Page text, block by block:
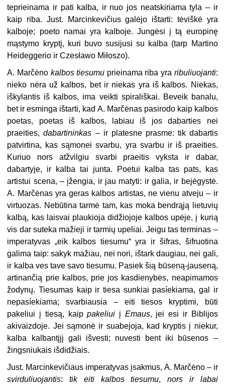
teprieinama ir pati kalba, ir nuo jos neatskiriama tyla – ir
kaip riba. Just. Marcinkevičius galėjo ištarti: tėviškė yra
kalboje; poeto namai yra kalboje. Jungėsi į tą europinę
mąstymo kryptį, kuri buvo susijusi su kalba (tarp Martino
Heideggerio ir Czesławo Miłoszo).
A. Marčėno kalbos tiesumu prieinama riba yra ribuliuojanti:
nieko nėra už kalbos, bet ir niekas yra iš kalbos. Niekas,
iškylantis iš kalbos, ima veikti spirališkai. Beveik banalu,
bet ir esminga ištarti, kad A. Marčėnas pasirodo kaip kalbos
poetas, poetas iš kalbos, labiau iš jos dabarties nei
praeities,dabartininkas – ir platesne prasme: tik dabartis
patvirtina, kas sąmonei svarbu, yra svarbu ir iš praeities.
Kuriuo nors atžvilgiu svarbi praeitis vyksta ir dabar,
dabartyje, ir kalba tai junta. Poetui kalba tas pats, kas
artistui scena, – įžengia, ir jau matyti: ir galia, ir bejėgystė.
A. Marčėnas yra geras kalbos artistas, ne vienu atveju – ir
virtuozas. Nebūtina tarmė tam, kas moka bendrąją lietuvių
kalbą, kas laisvai plaukioja didžiojoje kalbos upėje, į kurią
vis dar suteka mažieji ir tarmių upeliai. Jeigu tas terminas –
imperatyvas „eik kalbos tiesumu“ yra ir šifras, šifruotina
galima taip: sakyk mažiau, nei nori, ištark daugiau, nei gali,
ir kalba ves tave savo tiesumu. Pasiek šią būseną-jauseną,
artinančią prie kalbos, prie jos kasdienybės, neapimamos
žodynų. Tiesumas kaip ir tiesa sunkiai pasíekiama, gal ir
nepasíekiama; svarbiausia – eiti tiesos kryptimi, būti
pakeliui į tiesą, kaippakeliui į Emaus, jei esi ir Biblijos
akivaizdoje. Jei sąmonė ir suabejoja, kad kryptis į niekur,
kalba kalbantįjį gali išvesti; nuvesti bent iki būsenos –
žingsniukais išdidžiais.
Just. Marcinkevičiaus imperatyvas įsakmus, A. Marčėno – ir
svirduliuojantis:tik eiti kalbos tiesumu,nors ir labai